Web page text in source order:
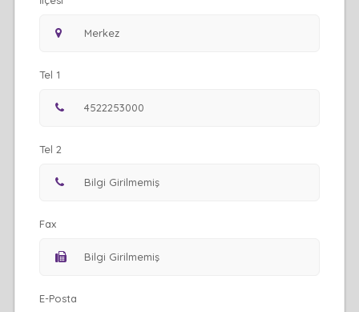
Tel 1
Tel 2
Fax
E-Posta